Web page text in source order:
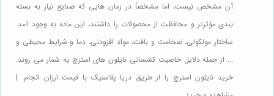
آن مشخص نیست، اما مشخصاً در زمان هایی که صنایع نیاز به بسته
بندی مؤثرتر و محافظت از محصولات را داشتند، این ماده به وجود آمد.
ساختار مولکولی، ضخامت و بافت، مواد افزودنی، دما و شرایط محیطی و
... از جمله دلایل خاصیت کشسانی نایلون های استرچ به شمار می روند.
خرید نایلون استرچ را از طریق دریا پلاستیک با قیمت ارزان انجام. |